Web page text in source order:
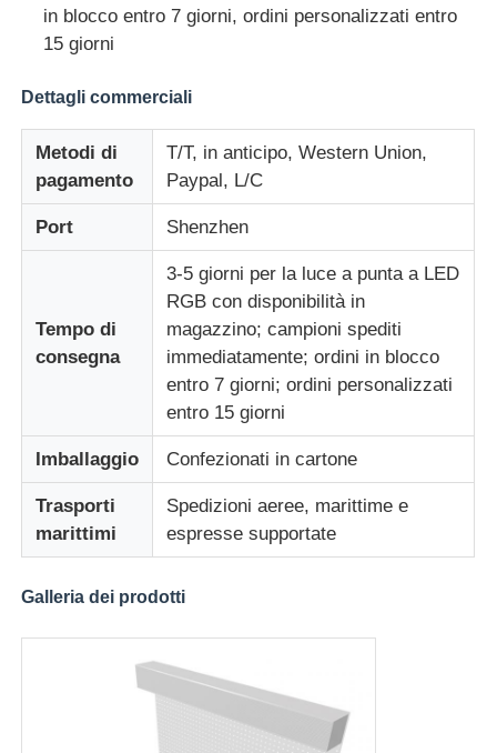
in blocco entro 7 giorni, ordini personalizzati entro
15 giorni
Dettagli commerciali
Metodi di
pagamento
T/T, in anticipo, Western Union,
Paypal, L/C
Port Shenzhen
Tempo di
consegna
3-5 giorni per la luce a punta a LED
RGB con disponibilità in
magazzino; campioni spediti
immediatamente; ordini in blocco
entro 7 giorni; ordini personalizzati
entro 15 giorni
Imballaggio Confezionati in cartone
Trasporti
marittimi
Spedizioni aeree, marittime e
espresse supportate
Galleria dei prodotti